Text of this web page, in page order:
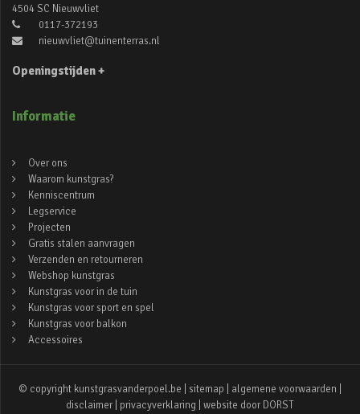
4504 SC Nieuwvliet
0117-372193
nieuwvliet@tuinenterras.nl
Openingstijden +
Informatie
Over ons
Waarom kunstgras?
Kenniscentrum
Legservice
Projecten
Gratis stalen aanvragen
Verzenden en retourneren
Webshop kunstgras
Kunstgras voor in de tuin
Kunstgras voor sport en spel
Kunstgras voor balkon
Accessoires
© copyright kunstgrasvanderpoel.be | sitemap algemene voorwaarden
disclaimer
privacyverklaring | website door DORST